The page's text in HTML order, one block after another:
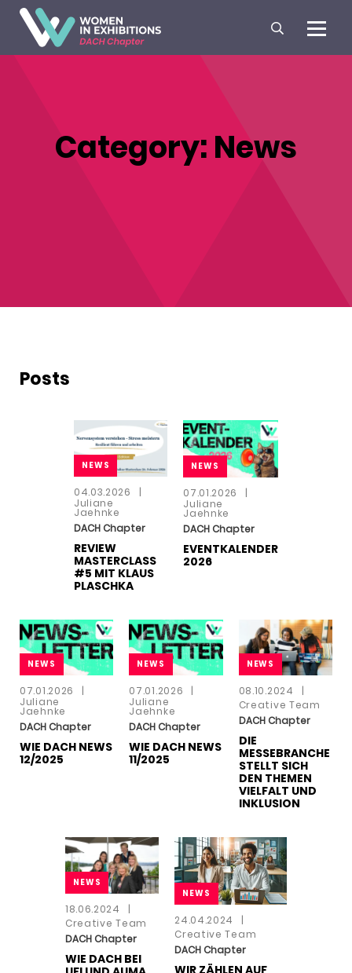
Category: News
Posts
NEWS
04.03.2026
|
Juliane
Jaehnke
DACH Chapter
REVIEW
MASTERCLASS
#5 MIT KLAUS
PLASCHKA
NEWS
07.01.2026
|
Juliane
Jaehnke
DACH Chapter
EVENTKALENDER
2026
NEWS
07.01.2026
|
Juliane
Jaehnke
DACH Chapter
WIE DACH NEWS
12/2025
NEWS
07.01.2026
|
Juliane
Jaehnke
DACH Chapter
WIE DACH NEWS
11/2025
NEWS
08.10.2024
|
Creative Team
DACH Chapter
DIE
MESSEBRANCHE
STELLT SICH
DEN THEMEN
VIELFALT UND
INKLUSION
NEWS
18.06.2024
|
Creative Team
DACH Chapter
WIE DACH BEI
NEWS
24.04.2024
|
Creative Team
DACH Chapter
WIR ZÄHLEN AUF